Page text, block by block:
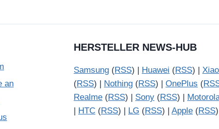
an
HERSTELLER NEWS-HUB
Samsung (RSS) | Huawei (RSS) |
(RSS) | Nothing (RSS) | OnePlus (
Realme (RSS) | Sony (RSS) |
| HTC (RSS) | LG (RSS) | Apple (RSS